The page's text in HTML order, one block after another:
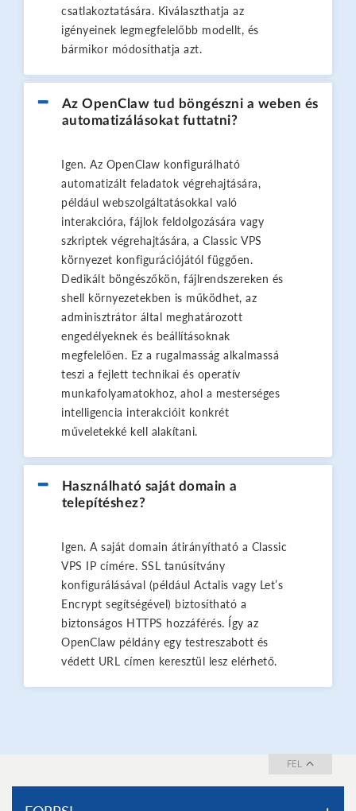
csatlakoztatására. Kiválaszthatja az
igényeinek legmegfelelőbb modellt, és
bármikor módosíthatja azt.
Az OpenClaw tud böngészni a weben és
automatizálásokat futtatni?
Igen. Az OpenClaw konfigurálható
automatizált feladatok végrehajtására,
például webszolgáltatásokkal való
interakcióra, fájlok feldolgozására vagy
szkriptek végrehajtására, a Classic VPS
környezet konfigurációjától függően.
Dedikált böngészőkön, fájlrendszereken és
shell környezetekben is működhet, az
adminisztrátor által meghatározott
engedélyeknek és beállításoknak
megfelelően. Ez a rugalmasság alkalmassá
teszi a fejlett technikai és operatív
munkafolyamatokhoz, ahol a mesterséges
intelligencia interakcióit konkrét
műveletekké kell alakítani.
Használható saját domain a
telepítéshez?
Igen. A saját domain átirányítható a Classic
VPS IP címére. SSL tanúsítvány
konfigurálásával (például Actalis vagy Let’s
Encrypt segítségével) biztosítható a
biztonságos HTTPS hozzáférés. Így az
OpenClaw példány egy testreszabott és
védett URL címen keresztül lesz elérhető.
FEL